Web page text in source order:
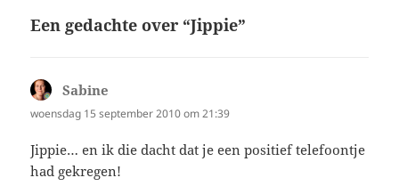
Een gedachte over “Jippie”
Sabine
woensdag 15 september 2010 om 21:39
Jippie… en ik die dacht dat je een positief telefoontje
had gekregen!